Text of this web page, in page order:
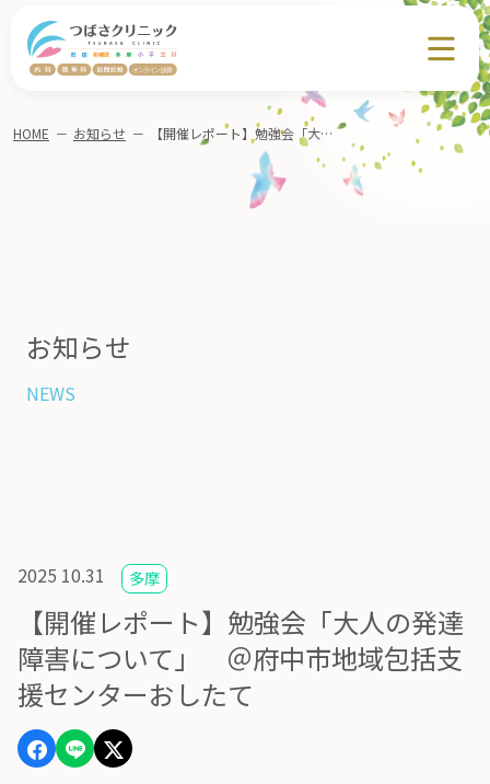
お知らせ
NEWS
HOME － お知らせ － 【開催レポート】勉強会「大人の発達障害について」 ＠府中市地域包括支援センターおしたて
2025 10.31 多摩
【開催レポート】勉強会「大人の発達
障害について」 ＠府中市地域包括支
援センターおしたて